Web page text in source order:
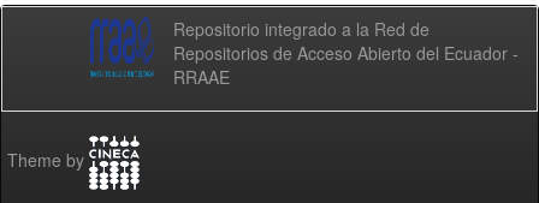
Repositorio integrado a la Red de
Repositorios de Acceso Abierto del Ecuador -
RRAAE
Theme by